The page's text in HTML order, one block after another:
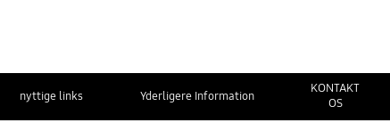
nyttige links Yderligere Information
KONTAKT
OS